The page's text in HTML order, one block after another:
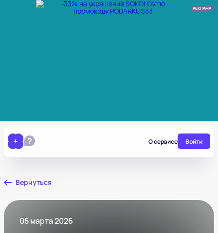
РЕКЛАМА
О сервисе Войти
Вернуться
05 марта 2026